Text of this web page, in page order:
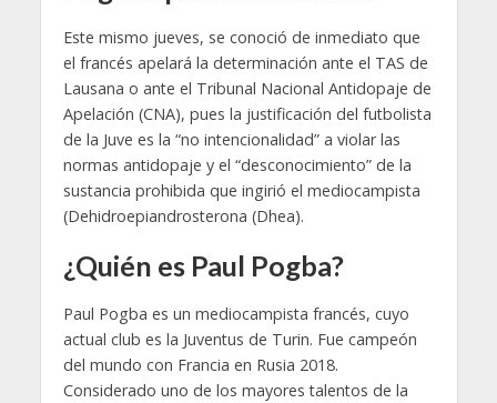
Este mismo jueves, se conoció de inmediato que
el francés apelará la determinación ante el TAS de
Lausana o ante el Tribunal Nacional Antidopaje de
Apelación (CNA), pues la justificación del futbolista
de la Juve es la “no intencionalidad” a violar las
normas antidopaje y el “desconocimiento” de la
sustancia prohibida que ingirió el mediocampista
(Dehidroepiandrosterona (Dhea).
¿Quién es Paul Pogba?
Paul Pogba es un mediocampista francés, cuyo
actual club es la Juventus de Turin. Fue campeón
del mundo con Francia en Rusia 2018.
Considerado uno de los mayores talentos de la